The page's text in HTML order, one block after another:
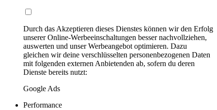
Durch das Akzeptieren dieses Dienstes können wir den Erfolg
unserer Online-Werbeeinschaltungen besser nachvollziehen,
auswerten und unser Werbeangebot optimieren. Dazu
gleichen wir deine verschlüsselten personenbezogenen Daten
mit folgenden externen Anbietenden ab, sofern du deren
Dienste bereits nutzt:
Google Ads
Performance